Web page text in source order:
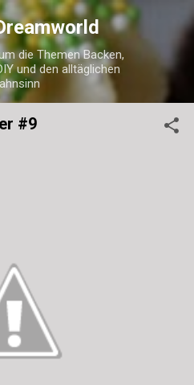
Hauptbereich
die Themen Backen,
und den alltäglichen
#9